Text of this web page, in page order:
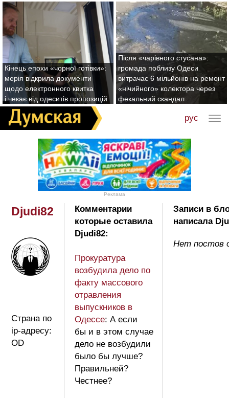
Кінець епохи «чорної готівки»:
мерія відкрила документи
щодо електронного квитка
і чекає від одеситів пропозицій
Після «чарівного стусана»:
громада поблизу Одеси
витрачає 6 мільйонів на ремонт
«нічийного» колектора через
фекальний скандал
рус
Реклама
Djudi82
Страна по
ip-адресу:
OD
Комментарии
которые оставила
Djudi82:
Прокуратура
возбудила дело по
факту массового
отравления
выпускников в
Одессе: А если
бы и в этом случае
дело не возбудили
было бы лучше?
Правильней?
Честнее?
Записи в
написала
Нет постов